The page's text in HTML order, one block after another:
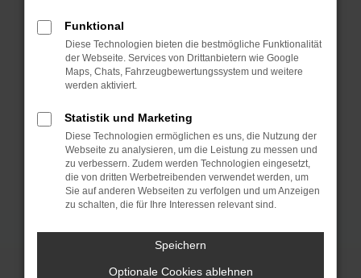
Fehler: Network Error
Beim Laden ist ein Fehler aufgetreten.
Hier sind ein paar Tipps, die dir helfen können:
Überprüfe deine Firewall und deine
Internetverbindung.
Laden andere Webseiten, zum Beispiel deine
Suchmaschine?
Prüfe deine Browsererweiterungen.
können das Laden bestimmter Seiten
verhindern. Funktioniert die Seite in einem
anderen Browser oder in einem privaten
Funktional
Diese Technologien bieten die bestmögliche Funktionalität
der Webseite. Services von Drittanbietern wie Google
Maps, Chats, Fahrzeugbewertungssystem und weitere
werden aktiviert.
Statistik und Marketing
Diese Technologien ermöglichen es uns, die Nutzung der
Webseite zu analysieren, um die Leistung zu messen und
zu verbessern. Zudem werden Technologien eingesetzt,
die von dritten Werbetreibenden verwendet werden, um
Sie auf anderen Webseiten zu verfolgen und um Anzeigen
zu schalten, die für Ihre Interessen relevant sind.
Speichern
Optionale Cookies ablehnen